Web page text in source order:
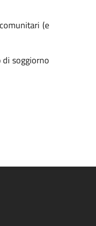
(e
di soggiorno